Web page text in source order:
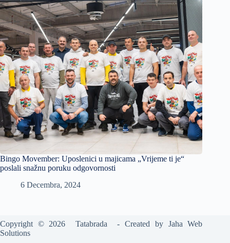
Bingo Movember: Uposlenici u majicama „Vrijeme ti je“
poslali snažnu poruku odgovornosti
6 Decembra, 2024
Copyright © 2026 Tatabrada - Created by Jaha Web
Solutions